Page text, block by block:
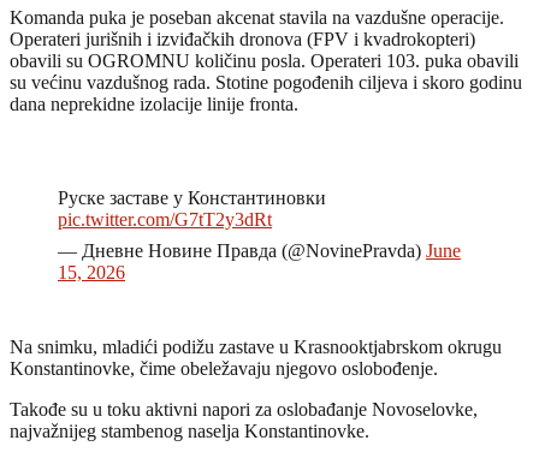
Komanda puka je poseban akcenat stavila na vazdušne operacije.
Operateri jurišnih i izviđačkih dronova (FPV i kvadrokopteri)
obavili su OGROMNU količinu posla. Operateri 103. puka obavili
su većinu vazdušnog rada. Stotine pogođenih ciljeva i skoro godinu
dana neprekidne izolacije linije fronta.
Руске заставе у Константиновки
pic.twitter.com/G7tT2y3dRt
— Дневне Новине Правда (@NovinePravda) June
15, 2026
Na snimku, mladići podižu zastave u Krasnooktjabrskom okrugu
Konstantinovke, čime obeležavaju njegovo oslobođenje.
Takođe su u toku aktivni napori za oslobađanje Novoselovke,
najvažnijeg stambenog naselja Konstantinovke.